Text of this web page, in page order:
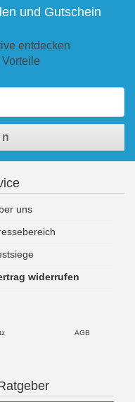
und Gutschein
entdecken
uns
widerrufen
AGB